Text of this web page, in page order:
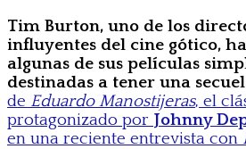
Tim Burton, uno de los
influyentes del cine gótico,
algunas de sus películas
destinadas a tener una
de Eduardo Manostijeras, el
protagonizado por Johnny
en una reciente entrevista con